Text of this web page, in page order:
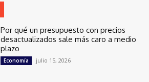
Por qué un presupuesto con precios
desactualizados sale más caro a medio
plazo
Economía julio 15, 2026